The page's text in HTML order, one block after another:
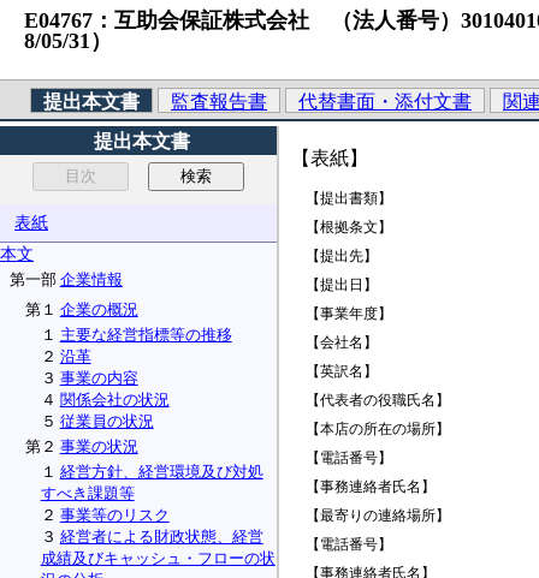
E04767：互助会保証株式会社 （法人番号）
8/05/31）
提出本文書 監査報告書 代替書面・添付文書
関
提出本文書